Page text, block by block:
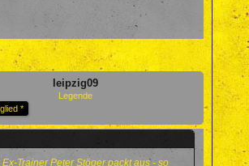
leipzig09
Legende
*
Trainer Peter Stöger packt aus - so